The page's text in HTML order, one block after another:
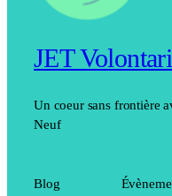
JET
Un coeur sans frontière
Neuf
Blog